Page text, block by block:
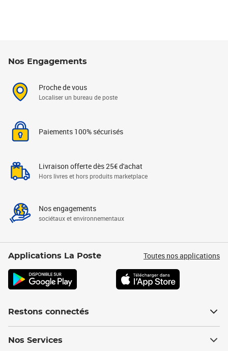
Nos Engagements
Proche de vous
Localiser un bureau de poste
Paiements 100% sécurisés
Livraison offerte dès 25€ d'achat
Hors livres et hors produits marketplace
Nos engagements
sociétaux et environnementaux
Applications La Poste Toutes nos applications
Restons connectés
Nos Services